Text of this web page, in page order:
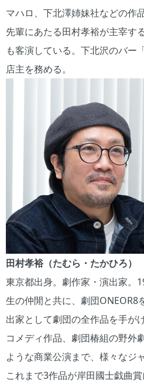
マハロ、下北澤姉妹社などの作
先輩にあたる田村孝裕が主宰す
も客演している。下北沢のバー
店主を務める。
田村孝裕（たむら・たかひろ）
東京都出身。劇作家・演出家。
生の仲閒と共に、劇団ONEOR8
出家として劇団の全作品を手が
コメディ作品、劇団椿組の野外
ような商業公演まで、様々なジ
これまで3作品が岸田國士戯曲